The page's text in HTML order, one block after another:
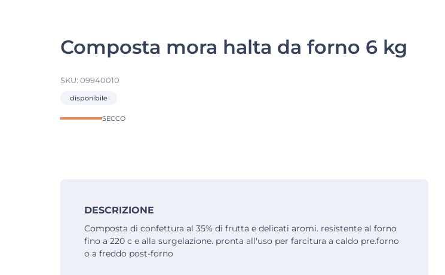
Composta mora halta da forno 6 kg
SKU: 09940010
disponibile
SECCO
DESCRIZIONE
Composta di confettura al 35% di frutta e delicati aromi. resistente al forno
fino a 220 c e alla surgelazione. pronta all'uso per farcitura a caldo pre.forno
o a freddo post-forno